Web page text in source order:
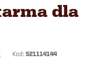
dla
Kod: 521114144